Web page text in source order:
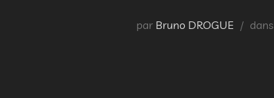
par Bruno DROGUE dans